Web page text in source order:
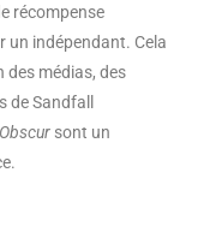
récompense
indépendant. Cela
des médias, des
de Sandfall
sont un